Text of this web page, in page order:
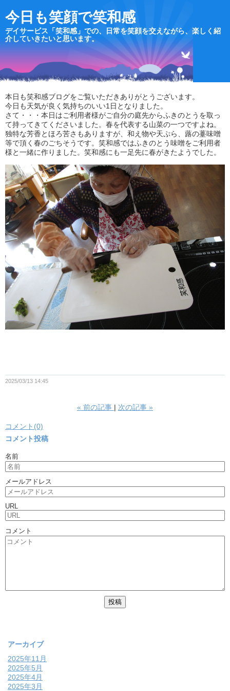
今日も笑顔で笑和感
デイサービス「笑和感」での、日常を笑顔を交えながら、楽しく紹
介していきたいと思います。
本日も笑和感ブログをご覧いただきありがとうございます。
今日も天気が良く気持ちのいい1日となりました。
さて・・・本日はご利用者様がご自分の庭先からふきのとうを取っ
て持ってきてくださいました。春を代表する山菜の一つですよね。
独特な芳香とほろ苦さもありますが、和え物や天ぷら、蕗の薹味噌
等で頂く春のごちそうです。笑和感ではふきのとう味噌をご利用者
様と一緒に作りました。笑和感にも一足先に春がきたようでした。
2025/03/13 14:45
« 前の記事 次の記事 »
コメント(0)
コメント投稿
名前
メールアドレス
URL
コメント
アーカイブ
2025年11月
2025年5月
2025年4月
2025年3月